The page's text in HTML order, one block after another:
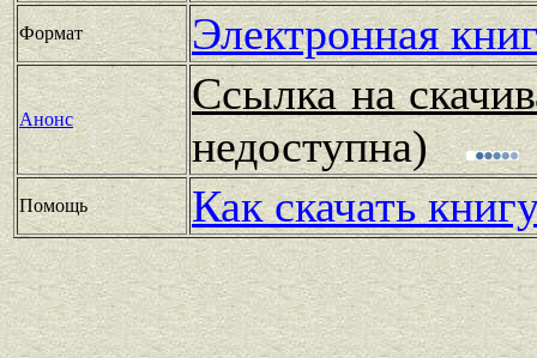
Формат Электронная
Анонс
Ссылка на
недоступна)
Помощь Как скачать